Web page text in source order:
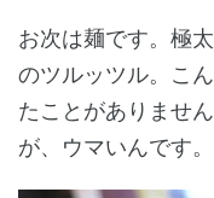
お次は麺です。極
のツルッツル。こ
たことがありませ
が、ウマいんです。